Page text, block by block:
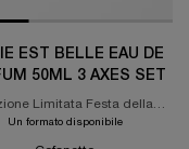
EST BELLE EAU DE
50ML 3 AXES SET
Limitata Festa della
Mamma
Un formato disponibile